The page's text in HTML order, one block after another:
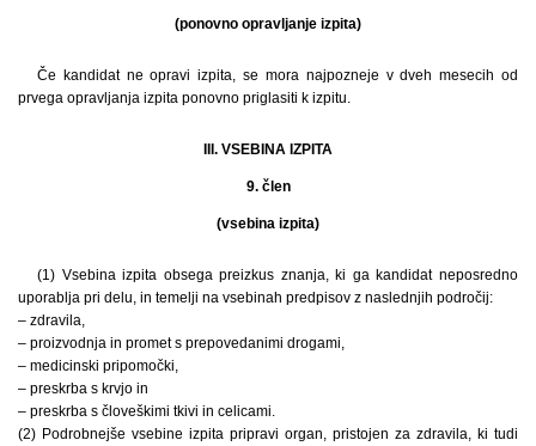
(ponovno opravljanje izpita)
Če kandidat ne opravi izpita, se mora najpozneje v dveh mesecih od
prvega opravljanja izpita ponovno priglasiti k izpitu.
III. VSEBINA IZPITA
9. člen
(vsebina izpita)
(1) Vsebina izpita obsega preizkus znanja, ki ga kandidat neposredno
uporablja pri delu, in temelji na vsebinah predpisov z naslednjih področij:
– zdravila,
– proizvodnja in promet s prepovedanimi drogami,
– medicinski pripomočki,
– preskrba s krvjo in
– preskrba s človeškimi tkivi in celicami.
(2) Podrobnejše vsebine izpita pripravi organ, pristojen za zdravila, ki tudi